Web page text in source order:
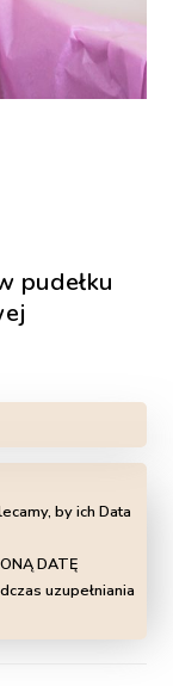
pudełku
by ich Data
DATĘ
uzupełniania